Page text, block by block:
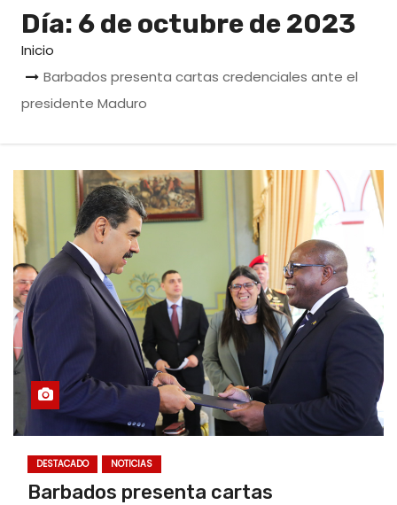
Día: 6 de octubre de 2023
Inicio
Barbados presenta cartas credenciales ante el
presidente Maduro
DESTACADO NOTICIAS
Barbados presenta cartas